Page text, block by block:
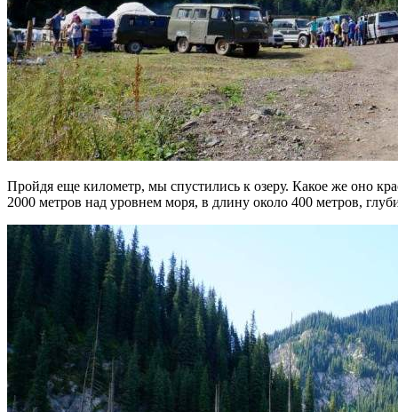
Пройдя еще километр, мы спустились к озеру. Какое же оно
2000 метров над уровнем моря, в длину около 400 метров,